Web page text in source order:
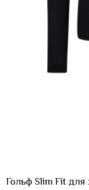
Гольф Slim Fit для